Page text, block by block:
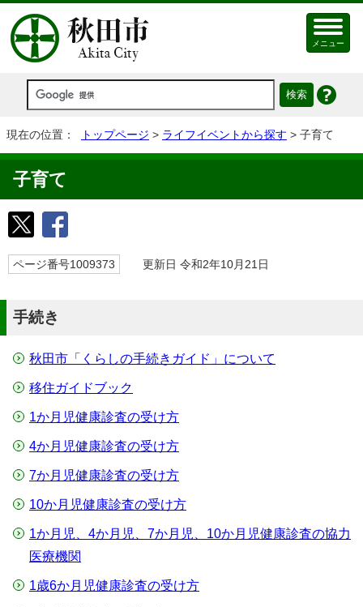
メニュー
現在の位置： トップページ > ライフイベントから探す > 子育て
子育て
ページ番号1009373 更新日 令和2年10月21日
手続き
秋田市「くらしの手続きガイド」について
移住ガイドブック
1か月児健康診査の受け方
4か月児健康診査の受け方
7か月児健康診査の受け方
10か月児健康診査の受け方
1か月児、4か月児、7か月児、10か月児健康診査の協力
医療機関
1歳6か月児健康診査の受け方